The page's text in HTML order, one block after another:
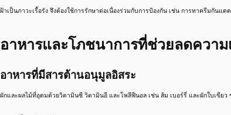
ฝ้าเป็นภาวะเรื้อรัง จึงต้องใช้การรักษาต่อเนื่องร่วมกับการป้องกัน เช่น การทาครีมกันแ
อาหารและโภชนาการที่ช่วยลดความ
อาหารที่มีสารต้านอนุมูลอิสระ
ผักและผลไม้ที่อุดมด้วยวิตามินซี วิตามินอี และโพลีฟีนอล เช่น ส้ม เบอร์รี่ และผักใบเขียว